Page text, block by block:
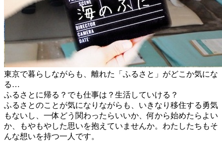
東京で暮らしながらも、離れた「ふるさと」がどこか気にな
る…
ふるさとに帰る？でも仕事は？生活していける？
ふるさとのことが気になりながらも、いきなり移住する勇気
もないし、一体どう関わったらいいか、何から始めたらよい
か、もやもやした思いを抱えていませんか。わたしたちもそ
んな想いを持つ一人です。